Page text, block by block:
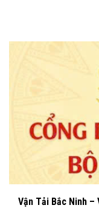
Vận Tải Bắc Ninh –